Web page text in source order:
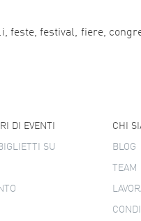
festival, fiere,
DI EVENTI
SU
CHI
BLOG
TEAM